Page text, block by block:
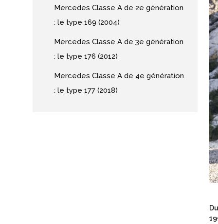
Mercedes Classe A de 2e génération
: le type 169 (2004)
Mercedes Classe A de 3e génération
: le type 176 (2012)
Mercedes Classe A de 4e génération
: le type 177 (2018)